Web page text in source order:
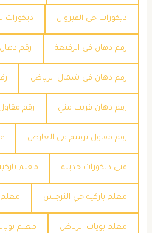
ديكورات حي القيروان
رقم دهان في الرفيعة رقم
رقم دهان في شمال الرياض
رقم دهان قريب مني رقم
رقم مقاول ترميم في العارض
فني ديكورات حديثه معلم
معلم باركيه حي النرجس معلم
معلم بويات الرياض معلم